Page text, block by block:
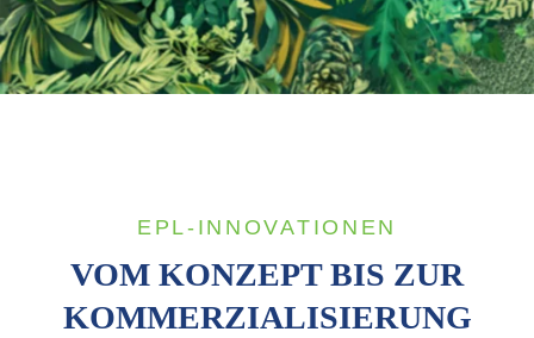
EPL-INNOVATIONEN
VOM KONZEPT BIS ZUR
KOMMERZIALISIERUNG